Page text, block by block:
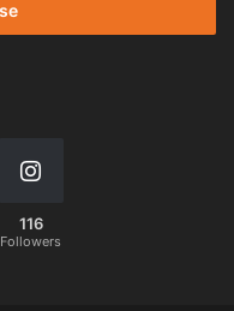
116
Followers